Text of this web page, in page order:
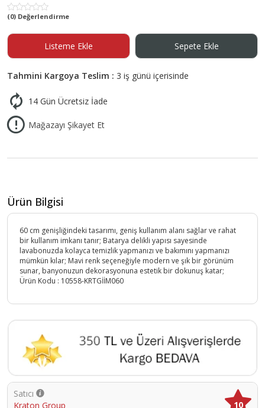
(0) Değerlendirme
Listeme Ekle Sepete Ekle
Tahmini Kargoya Teslim : 3 iş günü içerisinde
14 Gün Ücretsiz İade
Mağazayı Şikayet Et
Ürün Bilgisi
60 cm genişliğindeki tasarımı, geniş kullanım alanı sağlar ve rahat
bir kullanım imkanı tanır; Batarya delikli yapısı sayesinde
lavabonuzda kolayca temizlik yapmanızı ve bakımını yapmanızı
mümkün kılar; Mavi renk seçeneğiyle modern ve şık bir görünüm
sunar, banyonuzun dekorasyonuna estetik bir dokunuş katar;
Ürün Kodu : 10558-KRTGİİM060
Satıcı
Kraton Group
10